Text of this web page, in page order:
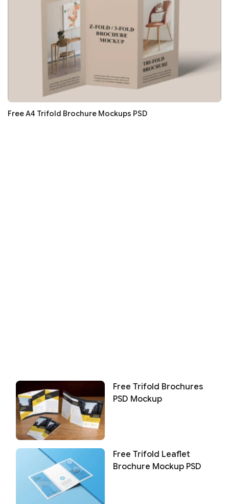
Free A4 Trifold Brochure Mockups PSD
Free Trifold Brochures
PSD Mockup
Free Trifold Leaflet
Brochure Mockup PSD